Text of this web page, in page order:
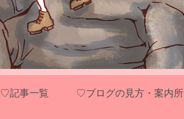
♡記事一覧 ♡ブログの見方・案内所